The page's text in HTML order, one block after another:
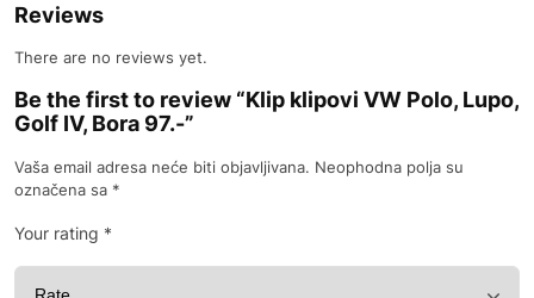
Reviews
There are no reviews yet.
Be the first to review “Klip klipovi VW Polo, Lupo,
Golf IV, Bora 97.-”
Vaša email adresa neće biti objavljivana. Neophodna polja su
označena sa *
Your rating *